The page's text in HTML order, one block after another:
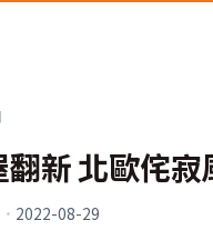
新 北歐侘寂
· 2022-08-29